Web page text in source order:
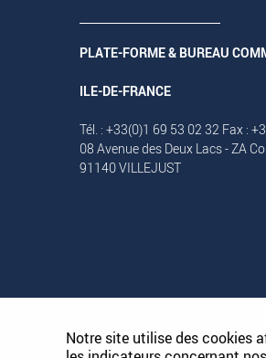
PLATE-FORME & BUREAU
ILE-DE-FRANCE
Tél. : +33(0)1 69 53 02 32 Fax :
08 Avenue des Deux Lacs - ZA
91140 VILLEJUST
PLAN DU SITE
Notre site utilise des cookies